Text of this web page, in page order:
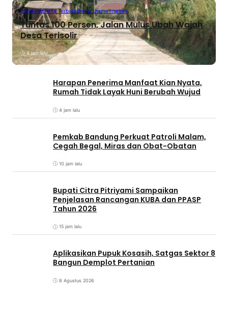
BandungBerita TerbaruBerita UtamaInspirasi
Tuntas 100 Persen, Jalan Mulus Ubah Wajah
Desa Terisolir
4 jam lalu
Harapan Penerima Manfaat Kian Nyata,
Rumah Tidak Layak Huni Berubah Wujud
4 jam lalu
Pemkab Bandung Perkuat Patroli Malam,
Cegah Begal, Miras dan Obat-Obatan
10 jam lalu
Bupati Citra Pitriyami Sampaikan
Penjelasan Rancangan KUBA dan PPASP
Tahun 2026
15 jam lalu
Aplikasikan Pupuk Kosasih, Satgas Sektor 8
Bangun Demplot Pertanian
8 Agustus 2026